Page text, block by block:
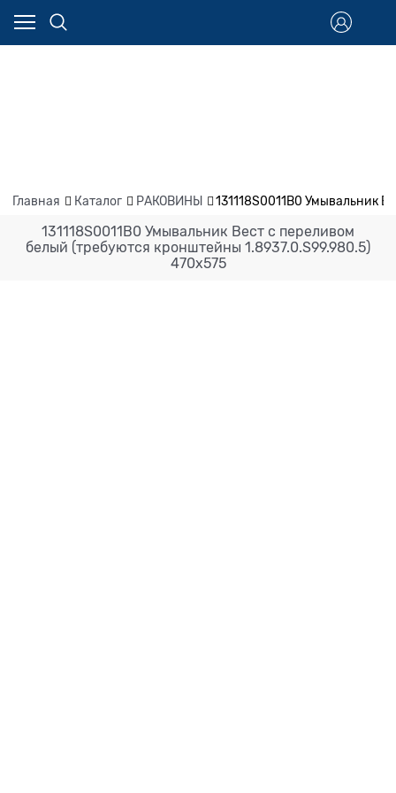
Главная Каталог РАКОВИНЫ 131118S0011B0 Умывальник
131118S0011B0 Умывальник Вест с переливом
белый (требуются кронштейны 1.8937.0.S99.980.5)
470х575